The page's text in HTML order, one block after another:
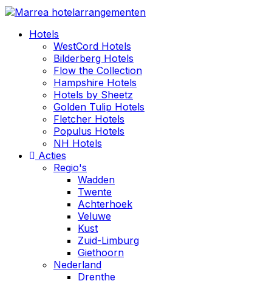
Hotels
WestCord Hotels
Bilderberg Hotels
Flow the Collection
Hampshire Hotels
Hotels by Sheetz
Golden Tulip Hotels
Fletcher Hotels
Populus Hotels
NH Hotels
Acties
Regio's
Wadden
Twente
Achterhoek
Veluwe
Kust
Zuid-Limburg
Giethoorn
Nederland
Drenthe